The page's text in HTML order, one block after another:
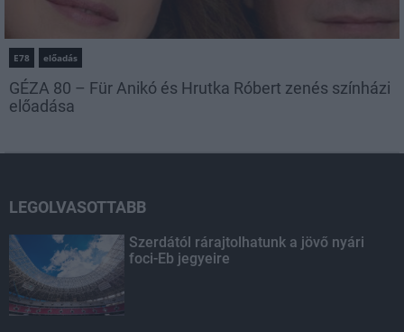
E78 előadás
GÉZA 80 – Für Anikó és Hrutka Róbert zenés színházi
előadása
LEGOLVASOTTABB
Szerdától rárajtolhatunk a jövő nyári
foci-Eb jegyeire